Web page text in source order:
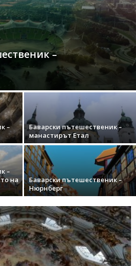
–
–
Баварски пътешественик –
манастирът Етал
–
на
Баварски пътешественик –
Нюрнберг